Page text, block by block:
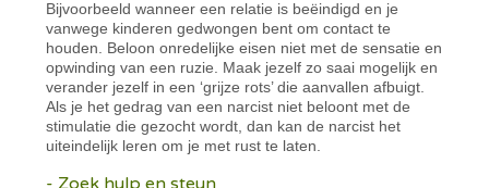
Bijvoorbeeld wanneer een relatie is beëindigd en je
vanwege kinderen gedwongen bent om contact te
houden. Beloon onredelijke eisen niet met de sensatie en
opwinding van een ruzie. Maak jezelf zo saai mogelijk en
verander jezelf in een ‘grijze rots’ die aanvallen afbuigt.
Als je het gedrag van een narcist niet beloont met de
stimulatie die gezocht wordt, dan kan de narcist het
uiteindelijk leren om je met rust te laten.
- Zoek hulp en steun